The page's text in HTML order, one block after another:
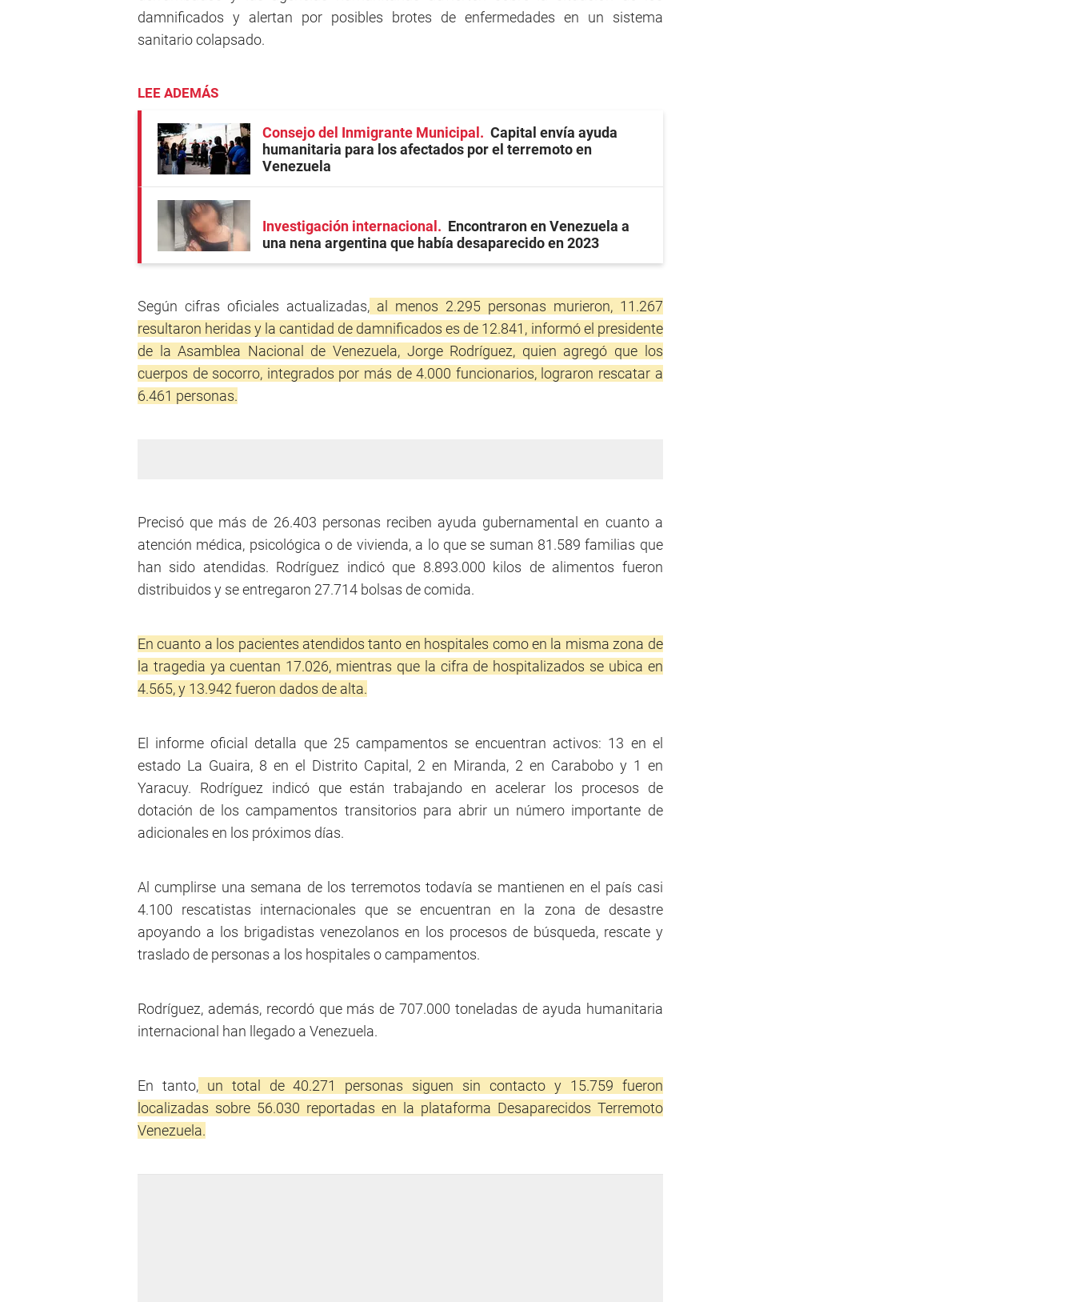
damnificados y alertan por posibles brotes de enfermedades en un sistema
sanitario colapsado.
LEE ADEMÁS
Consejo del Inmigrante Municipal
Capital envía ayuda
humanitaria para los afectados por el terremoto en
Venezuela
Investigación internacional
Encontraron en Venezuela a
una nena argentina que había desaparecido en 2023
Según cifras oficiales actualizadas,al menos 2.295 personas murieron, 11.267
resultaron heridas y la cantidad de damnificados es de 12.841, informó el presidente
de la Asamblea Nacional de Venezuela, Jorge Rodríguez, quien agregó que los
cuerpos de socorro, integrados por más de 4.000 funcionarios, lograron rescatar a
6.461 personas.
Precisó que más de 26.403 personas reciben ayuda gubernamental en cuanto a
atención médica, psicológica o de vivienda, a lo que se suman 81.589 familias que
han sido atendidas. Rodríguez indicó que 8.893.000 kilos de alimentos fueron
distribuidos y se entregaron 27.714 bolsas de comida.
En cuanto a los pacientes atendidos tanto en hospitales como en la misma zona de
la tragedia ya cuentan 17.026, mientras que la cifra de hospitalizados se ubica en
4.565, y 13.942 fueron dados de alta.
El informe oficial detalla que 25 campamentos se encuentran activos: 13 en el
estado La Guaira, 8 en el Distrito Capital, 2 en Miranda, 2 en Carabobo y 1 en
Yaracuy. Rodríguez indicó que están trabajando en acelerar los procesos de
dotación de los campamentos transitorios para abrir un número importante de
adicionales en los próximos días.
Al cumplirse una semana de los terremotos todavía se mantienen en el país casi
4.100 rescatistas internacionales que se encuentran en la zona de desastre
apoyando a los brigadistas venezolanos en los procesos de búsqueda, rescate y
traslado de personas a los hospitales o campamentos.
Rodríguez, además, recordó que más de 707.000 toneladas de ayuda humanitaria
internacional han llegado a Venezuela.
En tanto,un total de 40.271 personas siguen sin contacto y 15.759 fueron
localizadas sobre 56.030 reportadas en la plataforma Desaparecidos Terremoto
Venezuela.